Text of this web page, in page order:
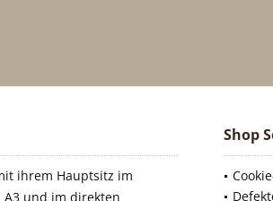
ihrem Hauptsitz im
und im direkten
Shop